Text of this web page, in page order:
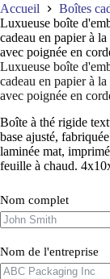
Accueil
Boîtes
Luxueuse boîte
cadeau en papier à
avec poignée en
Luxueuse boîte
cadeau en papier à
avec poignée en
Boîte à thé rigide
base ajusté,
laminée mat,
feuille à chaud.
Nom complet
Nom de l'entreprise